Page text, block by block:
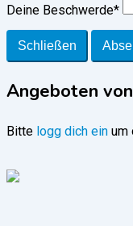
Deine Beschwerde*
Schließen
Angeboten von
Bitte logg dich ein um